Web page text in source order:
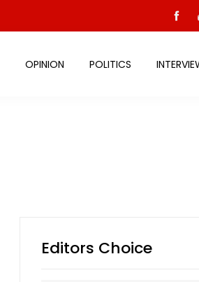
OPINION POLITICS
Editors Choice